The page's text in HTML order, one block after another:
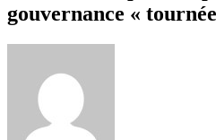
gouvernance «